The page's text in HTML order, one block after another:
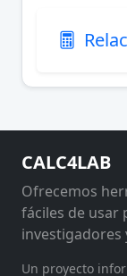
CALC4LAB
Ofrecemos
fáciles de usar
investigadores
Un proyecto